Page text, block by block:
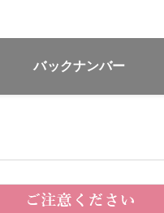
バックナンバー